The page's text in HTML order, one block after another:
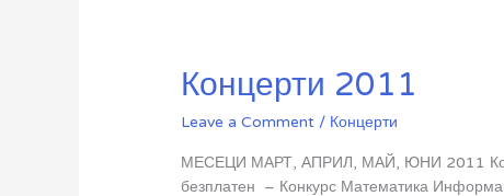
Концерти 2011
Leave a Comment / Концерти
МЕСЕЦИ МАРТ, АПРИЛ, МАЙ, ЮНИ 2011
безплатен – Конкурс Математика